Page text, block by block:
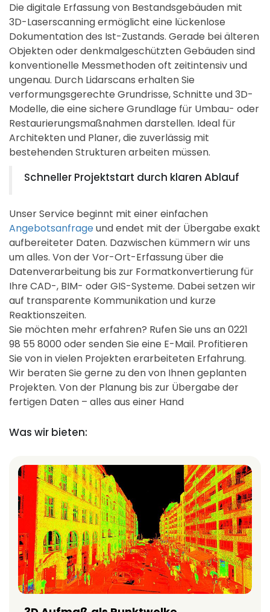
Die digitale Erfassung von Bestandsgebäuden mit
3D-Laserscanning ermöglicht eine lückenlose
Dokumentation des Ist-Zustands. Gerade bei älteren
Objekten oder denkmalgeschützten Gebäuden sind
konventionelle Messmethoden oft zeitintensiv und
ungenau. Durch Lidarscans erhalten Sie
verformungsgerechte Grundrisse, Schnitte und 3D-
Modelle, die eine sichere Grundlage für Umbau- oder
Restaurierungsmaßnahmen darstellen. Ideal für
Architekten und Planer, die zuverlässig mit
bestehenden Strukturen arbeiten müssen.
Schneller Projektstart durch klaren Ablauf
Unser Service beginnt mit einer einfachen
Angebotsanfrageund endet mit der Übergabe exakt
aufbereiteter Daten. Dazwischen kümmern wir uns
um alles. Von der Vor-Ort-Erfassung über die
Datenverarbeitung bis zur Formatkonvertierung für
Ihre CAD-, BIM- oder GIS-Systeme. Dabei setzen wir
auf transparente Kommunikation und kurze
Reaktionszeiten.
Sie möchten mehr erfahren? Rufen Sie uns an 0221
98 55 8000 oder senden Sie eine E-Mail. Profitieren
Sie von in vielen Projekten erarbeiteten Erfahrung.
Wir beraten Sie gerne zu den von Ihnen geplanten
Projekten. Von der Planung bis zur Übergabe der
fertigen Daten – alles aus einer Hand
Was wir bieten: